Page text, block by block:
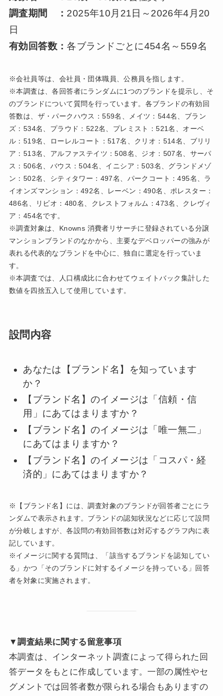
調査期間 ： 2025年10月21日～2026年4月20
日
有効回答数：各ブランドごとに454名～559名
※会社員等は、会社員・団体職員、公務員を指します。
※本調査は、各回答者にランダムに1つのブランドを提示し、そ
のブランドについて質問を行っています。各ブランドの有効回
答数は、ザ・パークハウス：559名、メイツ：544名、ブラン
ズ：534名、プラウド：522名、プレミスト：521名、オーベ
ル：519名、ローレルコート：517名、クリオ：514名、ブリリ
ア：513名、アルファステイツ：508名、ジオ：507名、サーパ
ス：506名、バウス：504名、イニシア：503名、グランドメゾ
ン：502名、シティタワー：497名、パークコート：495名、ラ
イオンズマンション：492名、レーベン：490名、ポレスター：
486名、リビオ：480名、クレストフォルム：473名、クレヴィ
ア：454名です。
※調査対象は、Knowns 消費者リサーチに登録されている分譲
マンションブランドのなかから、主要なデベロッパーの強みが
表れる代表的なブランドを中心に、独自に選定を行っていま
す。
※本調査では、人口構成比に合わせてウェイトバック集計した
数値を四捨五入して使用しています。
設問内容
あなたは【ブランド名】を知っています
か？
【ブランド名】のイメージは「信頼・信
用」にあてはまりますか？
【ブランド名】のイメージは「唯一無二」
にあてはまりますか？
【ブランド名】のイメージは「コスパ・経
済的」にあてはまりますか？
※【ブランド名】には、調査対象のブランドが回答者ごとにラ
ンダムで表示されます。ブランドの認知状況などに応じて設問
が分岐しますが、各設問の有効回答数は対応するグラフ内に表
記しています。
※イメージに関する質問は、「該当するブランドを認知してい
る」かつ「そのブランドに対するイメージを持っている」回答
者を対象に実施されます。
▼調査結果に関する留意事項
本調査は、インターネット調査によって得られた回
答データをもとに作成しています。一部の属性やセ
グメントでは回答者数が限られる場合もありますの